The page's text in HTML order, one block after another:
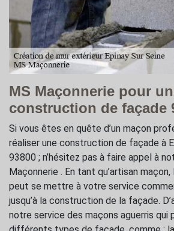
MS Maçonnerie pour
construction de façade
Si vous êtes en quête d’un maçon
réaliser une construction de façade à
93800 ; n’hésitez pas à faire appel à
Maçonnerie . En tant qu’artisan
peut se mettre à votre service
jusqu’à la construction de la façade.
notre service des maçons aguerris qui